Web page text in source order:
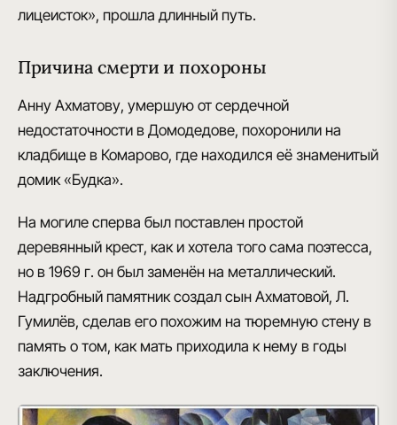
лицеисток», прошла длинный путь.
Причина смерти и похороны
Анну Ахматову, умершую от сердечной
недостаточности в Домодедове, похоронили на
кладбище в Комарово, где находился её знаменитый
домик «Будка».
На могиле сперва был поставлен простой
деревянный крест, как и хотела того сама поэтесса,
но в 1969 г. он был заменён на металлический.
Надгробный памятник создал сын Ахматовой, Л.
Гумилёв, сделав его похожим на тюремную стену в
память о том, как мать приходила к нему в годы
заключения.